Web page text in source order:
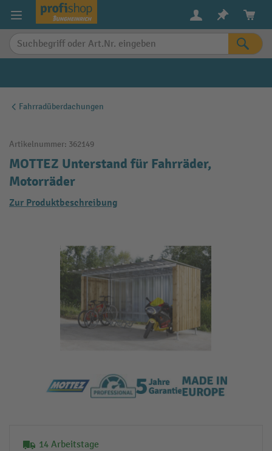
springen
Fahrradüberdachungen
Artikelnummer: 362149
MOTTEZ Unterstand für Fahrräder,
Motorräder
Zur Produktbeschreibung
14 Arbeitstage